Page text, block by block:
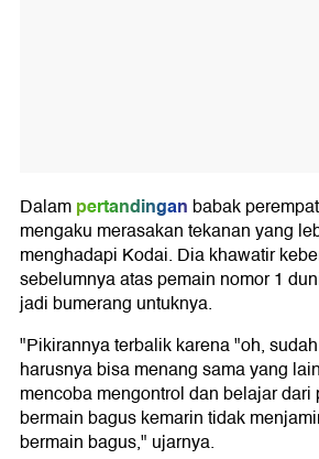
Dalampertandingan babak
mengaku merasakan tekanan yang
menghadapi Kodai. Dia khawatir
sebelumnya atas pemain nomor 1
jadi bumerang untuknya.
"Pikirannya terbalik karena "oh,
harusnya bisa menang sama yang
mencoba mengontrol dan belajar
bermain bagus kemarin tidak
bermain bagus," ujarnya.